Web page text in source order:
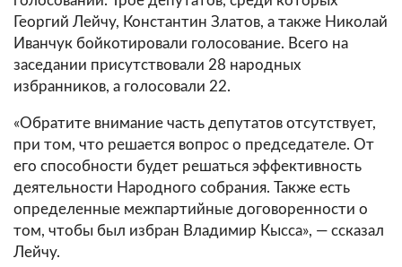
Георгий Лейчу, Константин Златов, а также Николай
Иванчук бойкотировали голосование. Всего на
заседании присутствовали 28 народных
избранников, а голосовали 22.
«Обратите внимание часть депутатов отсутствует,
при том, что решается вопрос о председателе. От
его способности будет решаться эффективность
деятельности Народного собрания. Также есть
определенные межпартийные договоренности о
том, чтобы был избран Владимир Кысса», — ссказал
Лейчу.